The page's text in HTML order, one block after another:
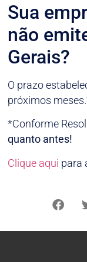
Sua
não
Gerais?
O prazo
próximos
*Conforme
quanto antes!
Clique aqui para